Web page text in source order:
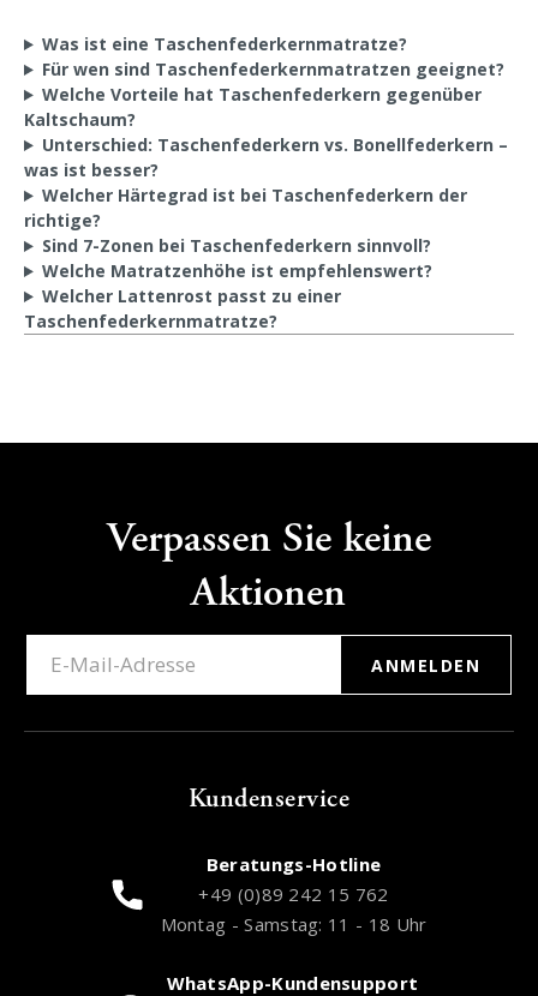
Was ist eine Taschenfederkernmatratze?
Für wen sind Taschenfederkernmatratzen geeignet?
Welche Vorteile hat Taschenfederkern gegenüber
Kaltschaum?
Unterschied: Taschenfederkern vs. Bonellfederkern –
was ist besser?
Welcher Härtegrad ist bei Taschenfederkern der
richtige?
Sind 7-Zonen bei Taschenfederkern sinnvoll?
Welche Matratzenhöhe ist empfehlenswert?
Welcher Lattenrost passt zu einer
Taschenfederkernmatratze?
Verpassen Sie keine
Aktionen
ANMELDEN
Kundenservice
Beratungs-Hotline
+49 (0)89 242 15 762
Montag - Samstag: 11 - 18 Uhr
WhatsApp-Kundensupport